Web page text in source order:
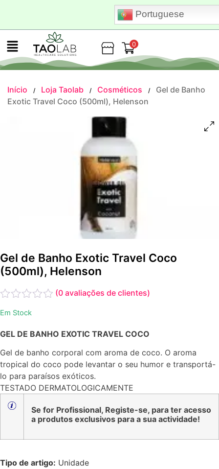
Portuguese
Loja
0
Início / Loja Taolab / Cosméticos /
Gel de Banho
Exotic Travel Coco (500ml), Helenson
Gel de Banho Exotic Travel Coco
(500ml), Helenson
0
5
(0 avaliações de clientes)
Em Stock
GEL DE BANHO EXOTIC TRAVEL COCO
Gel de banho corporal com aroma de coco. O aroma
tropical do coco pode levantar o seu humor e transportá-
lo para paraísos exóticos.
TESTADO DERMATOLOGICAMENTE
Se for Profissional, Registe-se, para ter acesso
a produtos exclusivos para a sua actividade!
Tipo de artigo: Unidade